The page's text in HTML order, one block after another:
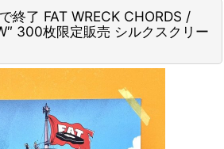
終了 FAT WRECK CHORDS /
300枚限定販売 シルクスクリー